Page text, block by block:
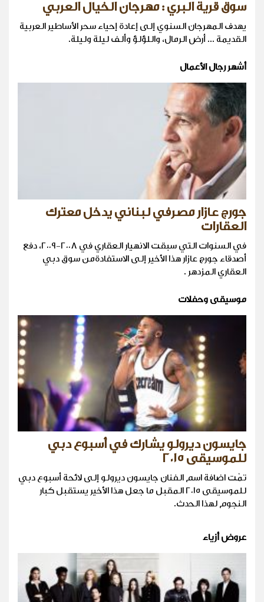
سوق قرية البري : مهرجان الخيال العربي
يهدف المهرجان السنوي إلى إعادة إحياء سحر الأساطير العربية
القديمة ... أرض الرمال، واللؤلؤ وألف ليلة وليلة.
أشهر رجال الأعمال
جورج عازار مصرفي لبناني يدخل معترك
العقارات
في السنوات التي سبقت الانهيار العقاري في ٢٠٠٨-٢٠٠٩، دفع
أصدقاء جورج عازار هذا الأخير إلى الاستفادةمن سوق دبي
العقاري المزدهر .
موسيقى وحفلات
جايسون ديرولو يشارك في أسبوع دبي
للموسيقى ٢٠١٥
تمّت اضافة اسم الفنان جايسون ديرولو إلى لائحة أسبوع دبي
للموسيقى ٢٠١٥ المقبل ما جعل هذا الأخير يستقبل كبار
النجوم لهذا الحدث.
عروض أزياء